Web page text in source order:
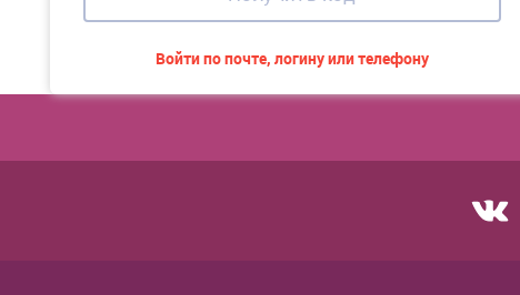
Войти по почте, логину или телефону